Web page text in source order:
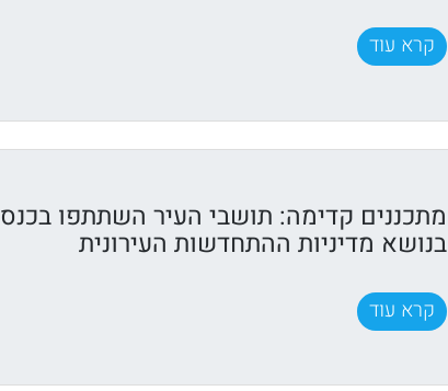
קרא עוד
מתכננים קדימה: תושבי העיר השתתפו בכנס
בנושא מדיניות ההתחדשות העירונית
קרא עוד